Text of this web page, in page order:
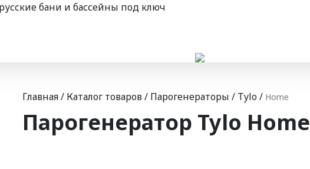
бани и бассейны под ключ
Главная/ Каталог товаров/ Парогенераторы / Tylo/ Home
Парогенератор Tylo Home